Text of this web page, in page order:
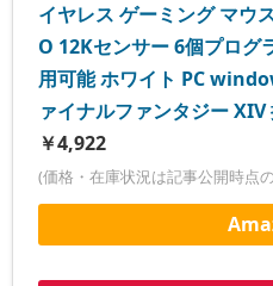
イヤレス ゲーミング マウ
O 12Kセンサー 6個プログ
用可能 ホワイト PC
ァイナルファンタジー XIV
￥4,922
(価格・在庫状況は記事公開時点